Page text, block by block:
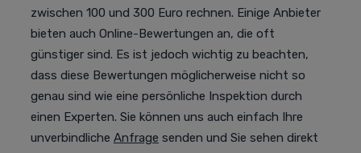
zwischen 100 und 300 Euro rechnen. Einige Anbieter
bieten auch Online-Bewertungen an, die oft
günstiger sind. Es ist jedoch wichtig zu beachten,
dass diese Bewertungen möglicherweise nicht so
genau sind wie eine persönliche Inspektion durch
einen Experten. Sie können uns auch einfach Ihre
unverbindliche Anfrage senden und Sie sehen direkt